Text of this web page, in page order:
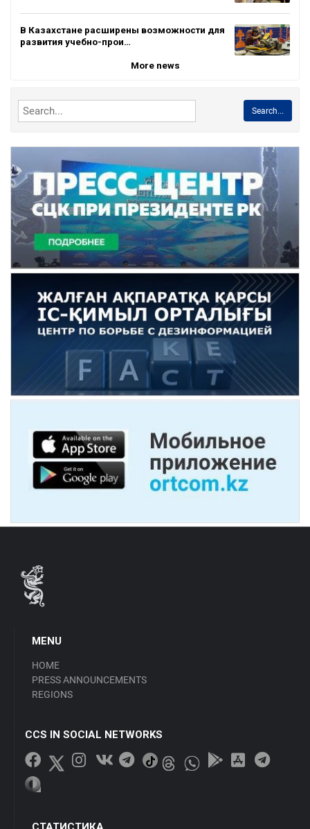
В Казахстане расширены возможности для
развития учебно-прои…
More news
Search...
MENU
HOME
PRESS ANNOUNCEMENTS
REGIONS
CCS IN SOCIAL NETWORKS